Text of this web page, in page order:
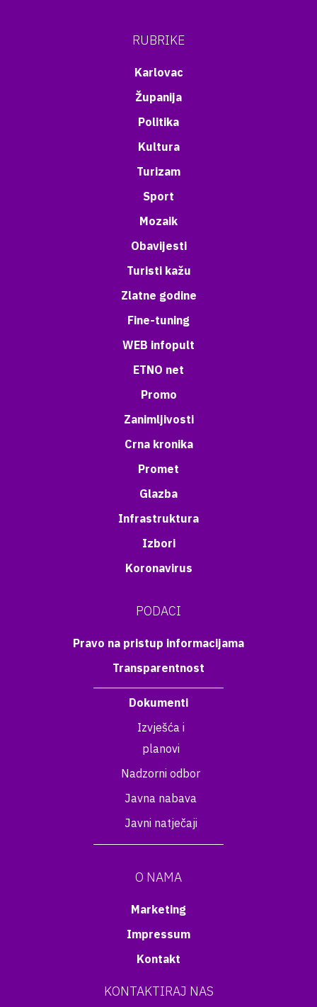
RUBRIKE
Karlovac
Županija
Politika
Kultura
Turizam
Sport
Mozaik
Obavijesti
Turisti kažu
Zlatne godine
Fine-tuning
WEB infopult
ETNO net
Promo
Zanimljivosti
Crna kronika
Promet
Glazba
Infrastruktura
Izbori
Koronavirus
PODACI
Pravo na pristup informacijama
Transparentnost
Dokumenti
Izvješća i
planovi
Nadzorni odbor
Javna nabava
Javni natječaji
O NAMA
Marketing
Impressum
Kontakt
KONTAKTIRAJ NAS